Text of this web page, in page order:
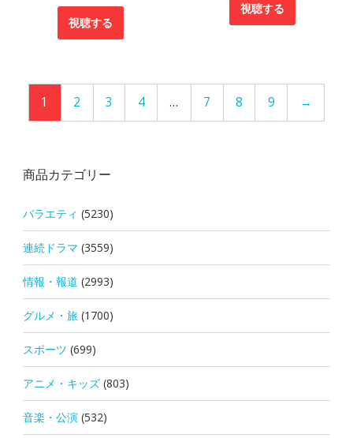
視聴する
視聴する
1 2 3 4 … 7 8 9 →
商品カテゴリー
バラエティ (5230)
連続ドラマ (3559)
情報・報道 (2993)
グルメ・旅 (1700)
スポーツ (699)
アニメ・キッズ (803)
音楽・公演 (532)